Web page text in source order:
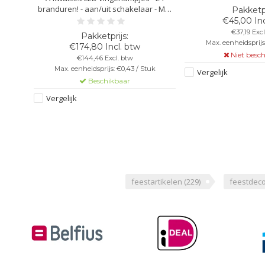
branduren! - aan/uit schakelaar - Met
zacht siliconen ringetje - verpakking in
4 verschillende kleuren (incl.
milieubijdrage € 0,19 incl. BTW/stuk)
€174,80 Incl. btw
€144,46 Excl. btw
Max. eenheidsprijs: €0,43 / Stuk
Beschikbaar
Vergelijk
"geknakt" worden -
om de glow sticks
(lichtgevende
- Deze
€45,00
€37,19
Max.
Niet
Vergelijk
feestartikelen (229)